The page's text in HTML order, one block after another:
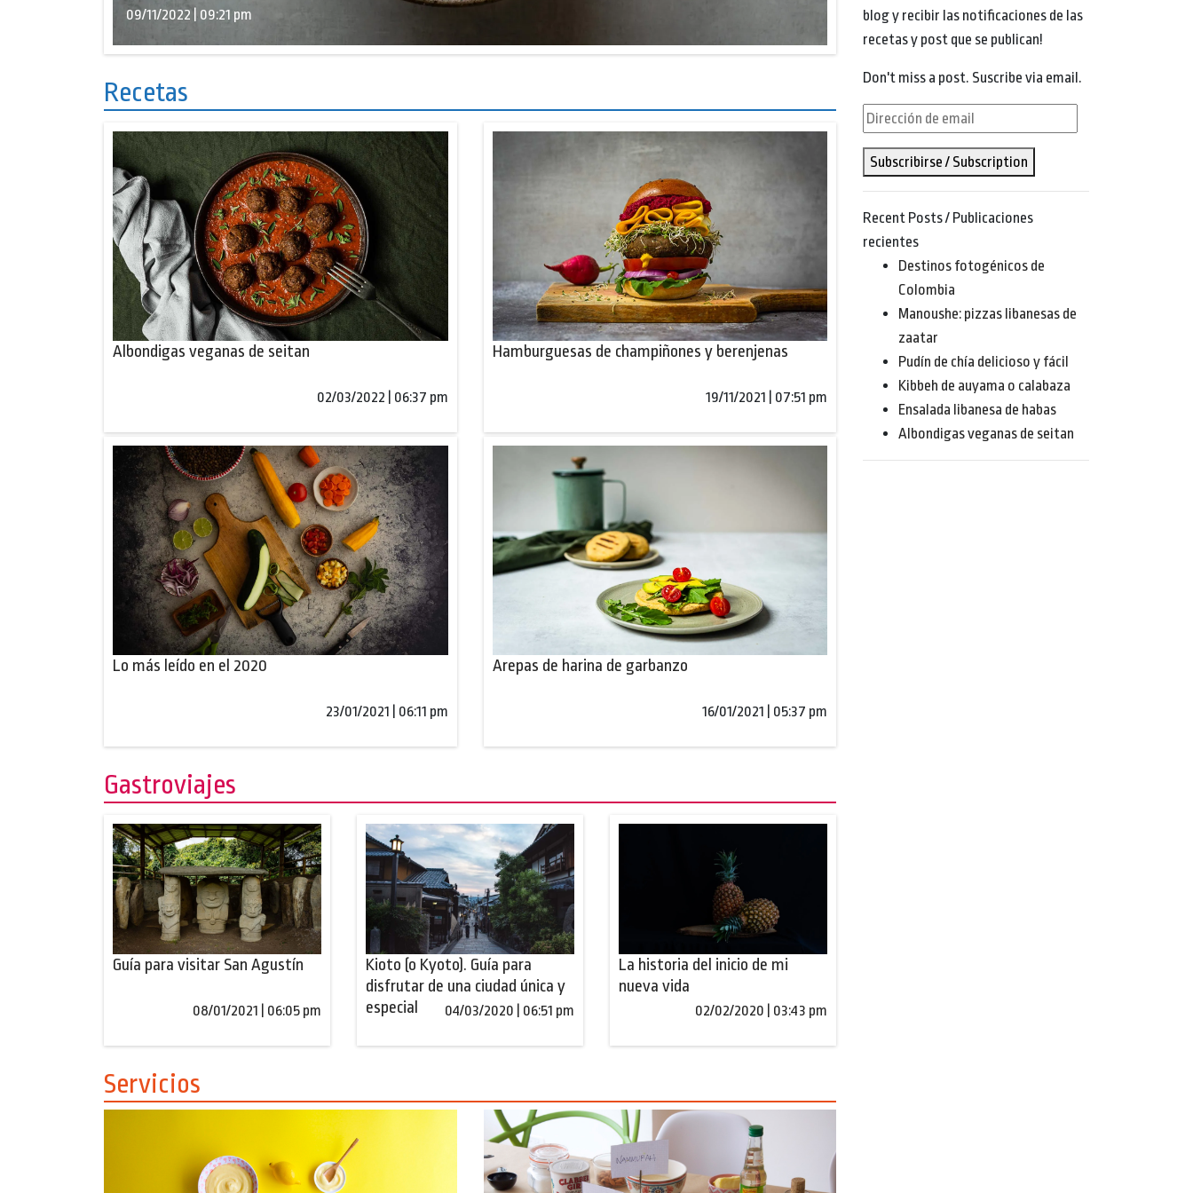
09/11/2022 | 09:21 pm
Recetas
Albondigas veganas de seitan
02/03/2022 | 06:37 pm
Hamburguesas de champiñones y berenjenas
19/11/2021 | 07:51 pm
Lo más leído en el 2020
23/01/2021 | 06:11 pm
Arepas de harina de garbanzo
16/01/2021 | 05:37 pm
Gastroviajes
Guía para visitar San Agustín
08/01/2021 | 06:05 pm
Kioto (o Kyoto). Guía para
disfrutar de una ciudad única y
especial
04/03/2020 | 06:51 pm
La historia del inicio de mi
nueva vida
02/02/2020 | 03:43 pm
Servicios
blog y recibir las notificaciones de las
recetas y post que se publican!
Don't miss a post. Suscribe via email.
Dirección
de
email
Subscribirse / Subscription
Recent Posts / Publicaciones
recientes
Destinos fotogénicos de
Colombia
Manoushe: pizzas libanesas de
zaatar
Pudín de chía delicioso y fácil
Kibbeh de auyama o calabaza
Ensalada libanesa de habas
Albondigas veganas de seitan